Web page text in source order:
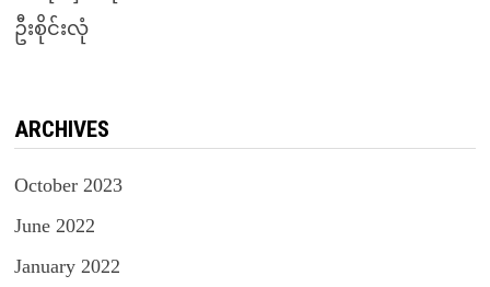
ဦးစိုင်းလုံ
ARCHIVES
October 2023
June 2022
January 2022